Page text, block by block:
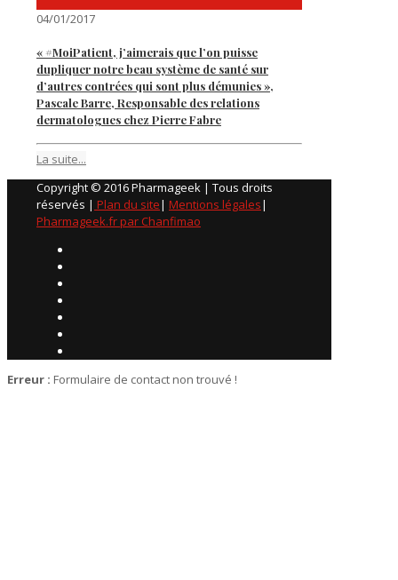
04/01/2017
« #MoiPatient, j’aimerais que l’on puisse
dupliquer notre beau système de santé sur
d’autres contrées qui sont plus démunies »,
Pascale Barre, Responsable des relations
dermatologues chez Pierre Fabre
La suite...
Copyright © 2016 Pharmageek | Tous droits
réservés | Plan du site| Mentions légales|
Pharmageek.fr par Chanfimao
Erreur : Formulaire de contact non trouvé !